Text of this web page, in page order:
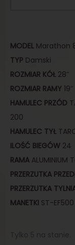
MODEL Marathon
TYP Damski
ROZMIAR KÓŁ 28″
ROZMIAR RAMY 19″
HAMULEC PRZÓD
200
HAMULEC TYŁ
ILOŚĆ BIEGÓW 24
RAMA ALUMINIUM
PRZERZUTKA
PRZERZUTKA
MANETKI ST-EF500